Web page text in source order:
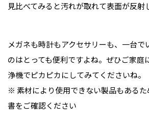
見比べてみると汚れが取れて表面が反射
メガネも時計もアクセサリーも、一台で
のはとっても便利ですよね。ぜひご家庭
浄機でピカピカにしてみてくださいね。
※ 素材により使用できない製品もある
書をご確認ください